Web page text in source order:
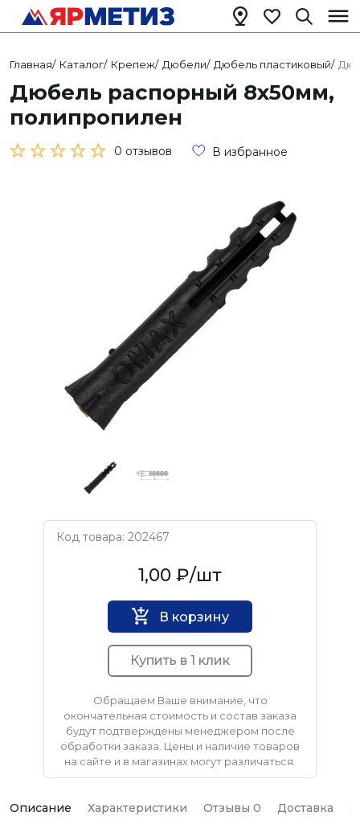
Главная/ Каталог/ Крепеж/ Дюбели/ Дюбель пластиковый/
Дюбель распорный 8х50мм,
полипропилен
0 отзывов В избранное
Код товара: 202467
1,00 ₽/шт
В корзину
Купить в 1 клик
Обращаем Ваше внимание, что
окончательная стоимость и состав заказа
будут подтверждены менеджером после
обработки заказа. Цены и наличие товаров
на сайте и в магазинах могут различаться.
Описание Характеристики Отзывы 0 Доставка